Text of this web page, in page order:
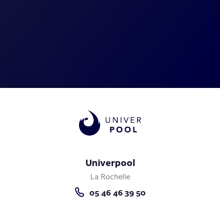
Univerpool
La Rochelle
05 46 46 39 50